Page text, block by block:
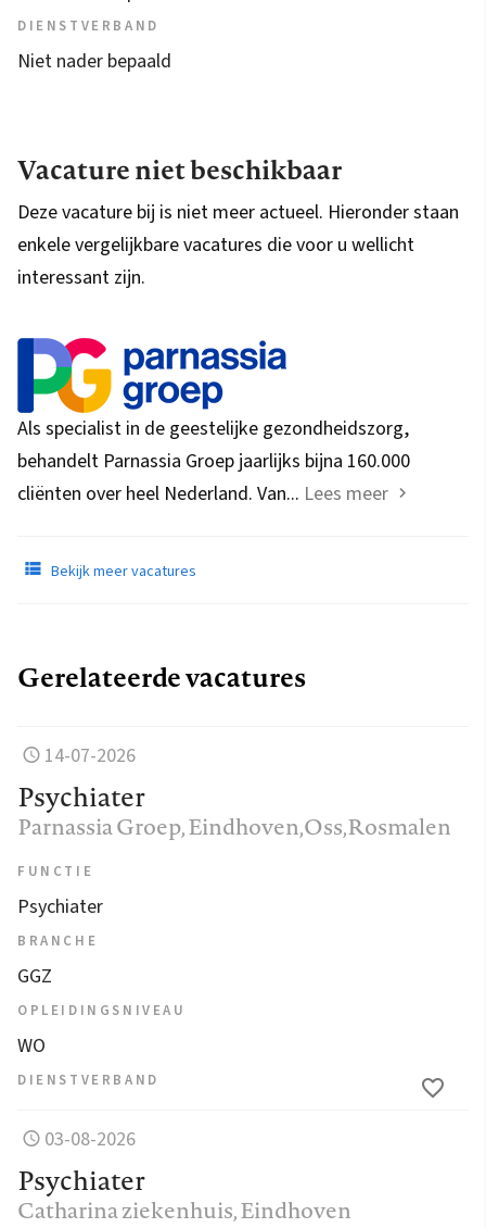
DIENSTVERBAND
Niet nader bepaald
Vacature niet beschikbaar
Deze vacature bij is niet meer actueel. Hieronder staan
enkele vergelijkbare vacatures die voor u wellicht
interessant zijn.
Als specialist in de geestelijke gezondheidszorg,
behandelt Parnassia Groep jaarlijks bijna 160.000
cliënten over heel Nederland. Van... Lees meer
Bekijk meer vacatures
Gerelateerde vacatures
14-07-2026
Psychiater
Parnassia Groep, Eindhoven,Oss,Rosmalen
FUNCTIE
Psychiater
BRANCHE
GGZ
OPLEIDINGSNIVEAU
WO
DIENSTVERBAND
03-08-2026
Psychiater
Catharina ziekenhuis, Eindhoven